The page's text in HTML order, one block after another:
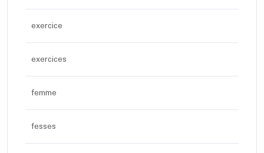
exercice
exercices
femme
fesses